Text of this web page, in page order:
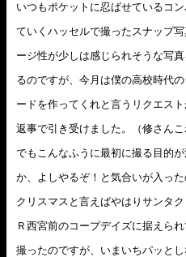
いつもポケットに忍ばせているコ
ていくハッセルで撮ったスナップ
ージ性が少しは感じられそうな写
るのですが、今月は僕の高校時代
ードを作ってくれと言うリクエス
返事で引き受けました。（修さんこ
でもこんなふうに最初に撮る目的
か、よしやるぞ！と気合いが入った
クリスマスと言えばやはりサンタ
Ｒ西宮前のコープデイズに据えら
撮ったのですが、いまいちパッと